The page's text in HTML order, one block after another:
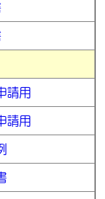
請用
請用